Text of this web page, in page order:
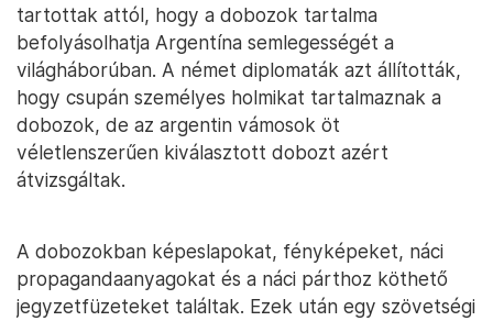
tartottak attól, hogy a dobozok tartalma
befolyásolhatja Argentína semlegességét a
világháborúban. A német diplomaták azt állították,
hogy csupán személyes holmikat tartalmaznak a
dobozok, de az argentin vámosok öt
véletlenszerűen kiválasztott dobozt azért
átvizsgáltak.
A dobozokban képeslapokat, fényképeket, náci
propagandaanyagokat és a náci párthoz köthető
jegyzetfüzeteket találtak. Ezek után egy szövetségi